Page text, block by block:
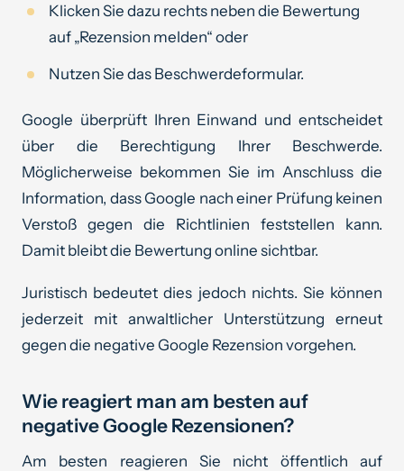
Klicken Sie dazu rechts neben die Bewertung
auf „Rezension melden“ oder
Nutzen Sie das Beschwerdeformular.
Google überprüft Ihren Einwand und entscheidet
über die Berechtigung Ihrer Beschwerde.
Möglicherweise bekommen Sie im Anschluss die
Information, dass Google nach einer Prüfung keinen
Verstoß gegen die Richtlinien feststellen kann.
Damit bleibt die Bewertung online sichtbar.
Juristisch bedeutet dies jedoch nichts. Sie können
jederzeit mit anwaltlicher Unterstützung erneut
gegen die negative Google Rezension vorgehen.
Wie reagiert man am besten auf
negative Google Rezensionen?
Am besten reagieren Sie nicht öffentlich auf